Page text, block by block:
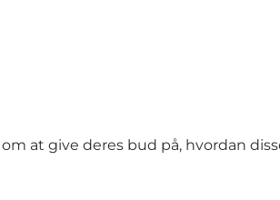
at give deres bud på, hvordan